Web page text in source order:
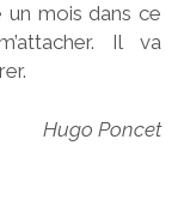
un mois dans ce
Il va
Hugo Poncet